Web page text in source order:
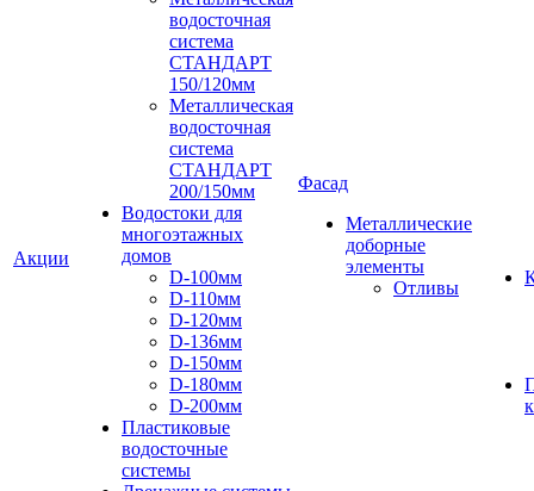
Акции
водосточная
система
СТАНДАРТ
150/120мм
Металлическая
водосточная
система
СТАНДАРТ
200/150мм
Водостоки для
многоэтажных
домов
D-100мм
D-110мм
D-120мм
D-136мм
D-150мм
D-180мм
D-200мм
Пластиковые
водосточные
системы
Фасад
Металлические
доборные
элементы
Отливы